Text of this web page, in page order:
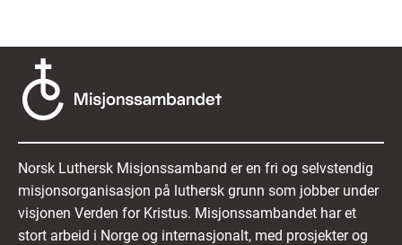
Norsk Luthersk Misjonssamband er en fri og selvstendig
misjonsorganisasjon på luthersk grunn som jobber under
visjonen Verden for Kristus. Misjonssambandet har et
stort arbeid i Norge og internasjonalt, med prosjekter og